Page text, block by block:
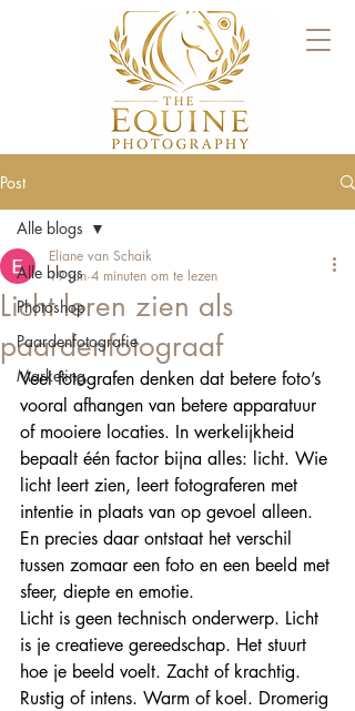
Post
Alle blogs
Photoshop
Paardenfotografie
Marketing
Alle blogs
Licht leren zien als
paardenfotograaf
Eliane van Schaik
19 jan 4 minuten om te lezen
Veel fotografen denken dat betere foto’s
vooral afhangen van betere apparatuur
of mooiere locaties. In werkelijkheid
bepaalt één factor bijna alles: licht. Wie
licht leert zien, leert fotograferen met
intentie in plaats van op gevoel alleen.
En precies daar ontstaat het verschil
tussen zomaar een foto en een beeld met
sfeer, diepte en emotie.
Licht is geen technisch onderwerp. Licht
is je creatieve gereedschap. Het stuurt
hoe je beeld voelt. Zacht of krachtig.
Rustig of intens. Warm of koel. Dromerig